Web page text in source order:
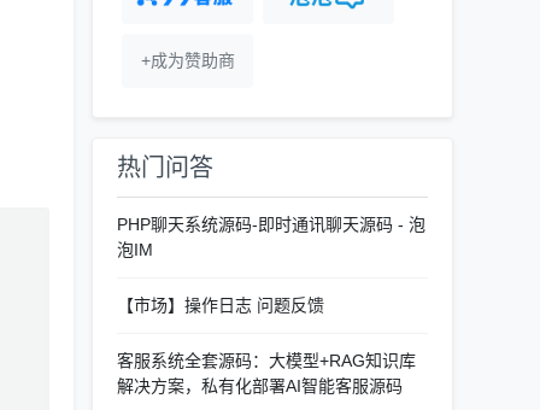
+成为赞助商
热门问答
PHP聊天系统源码-即时通讯聊天源码 - 泡
泡IM
【市场】操作日志 问题反馈
客服系统全套源码：大模型+RAG知识库
解决方案，私有化部署AI智能客服源码